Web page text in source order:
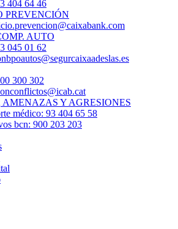
404 64 46
PREVENCIÓN
AUTO
045 01 62
300 302
AMENAZAS Y AGRESIONES
médico: 93 404 65 58
bcn: 900 203 203